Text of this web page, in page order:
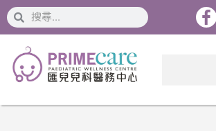
搜
索
搜
索